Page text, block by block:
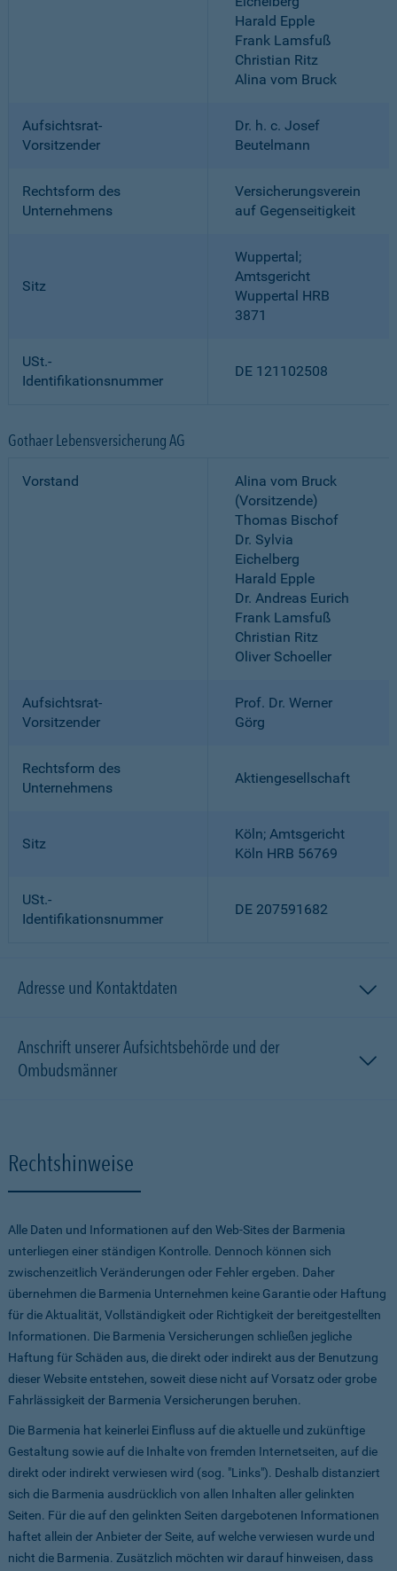
Harald Epple
Frank Lamsfuß
Christian Ritz
Alina vom Bruck
Aufsichtsrat-
Vorsitzender
Dr. h. c. Josef
Beutelmann
Rechtsform des
Unternehmens
Versicherungsverein
auf Gegenseitigkeit
Sitz
Wuppertal;
Amtsgericht
Wuppertal HRB
3871
USt.-
Identifikationsnummer
DE 121102508
Gothaer Lebensversicherung AG
Vorstand
Alina vom Bruck
(Vorsitzende)
Thomas Bischof
Dr. Sylvia
Eichelberg
Harald Epple
Dr. Andreas Eurich
Frank Lamsfuß
Christian Ritz
Oliver Schoeller
Aufsichtsrat-
Vorsitzender
Prof. Dr. Werner
Görg
Rechtsform des
Unternehmens
Aktiengesellschaft
Sitz
Köln; Amtsgericht
Köln HRB 56769
USt.-
Identifikationsnummer
DE 207591682
Adresse und Kontaktdaten
Anschrift unserer Aufsichtsbehörde und der
Ombudsmänner
Rechtshinweise
Alle Daten und Informationen auf den Web-Sites der Barmenia
unterliegen einer ständigen Kontrolle. Dennoch können sich
zwischenzeitlich Veränderungen oder Fehler ergeben. Daher
übernehmen die Barmenia Unternehmen keine Garantie oder Haftung
für die Aktualität, Vollständigkeit oder Richtigkeit der bereitgestellten
Informationen. Die Barmenia Versicherungen schließen jegliche
Haftung für Schäden aus, die direkt oder indirekt aus der Benutzung
dieser Website entstehen, soweit diese nicht auf Vorsatz oder grobe
Fahrlässigkeit der Barmenia Versicherungen beruhen.
Die Barmenia hat keinerlei Einfluss auf die aktuelle und zukünftige
Gestaltung sowie auf die Inhalte von fremden Internetseiten, auf die
direkt oder indirekt verwiesen wird (sog. "Links"). Deshalb distanziert
sich die Barmenia ausdrücklich von allen Inhalten aller gelinkten
Seiten. Für die auf den gelinkten Seiten dargebotenen Informationen
haftet allein der Anbieter der Seite, auf welche verwiesen wurde und
nicht die Barmenia. Zusätzlich möchten wir darauf hinweisen, dass